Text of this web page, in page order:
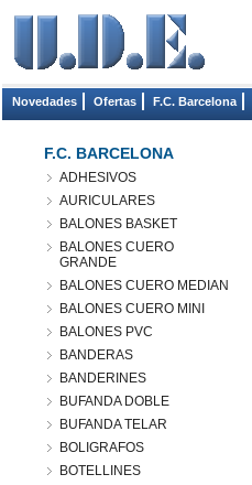
Novedades Ofertas F.C. Barcelona
F.C. BARCELONA
ADHESIVOS
AURICULARES
BALONES BASKET
BALONES CUERO
GRANDE
BALONES CUERO MEDIAN
BALONES CUERO MINI
BALONES PVC
BANDERAS
BANDERINES
BUFANDA DOBLE
BUFANDA TELAR
BOLIGRAFOS
BOTELLINES